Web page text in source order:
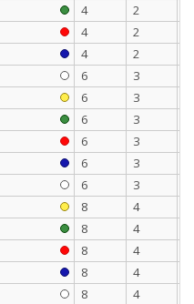
4 2
4 2
4 2
6 3
6 3
6 3
6 3
6 3
6 3
8 4
8 4
8 4
8 4
8 4